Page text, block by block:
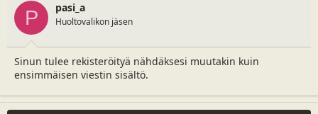
P pasi_a
Huoltovalikon jäsen
Sinun tulee rekisteröityä nähdäksesi muutakin kuin
ensimmäisen viestin sisältö.